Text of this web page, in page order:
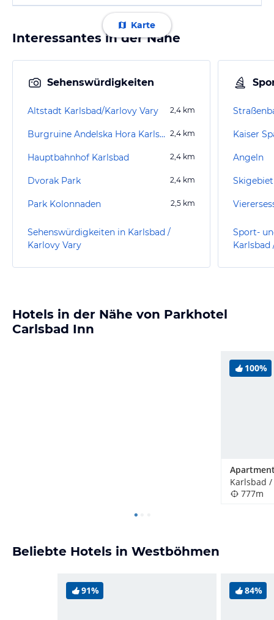
Karte
Interessantes in der Nähe
Sehenswürdigkeiten
Altstadt Karlsbad/Karlovy Vary 2,4 km
Burgruine Andelska Hora Karlsbad/Karlovy Vary 2,4 km
Hauptbahnhof Karlsbad 2,4 km
Dvorak Park 2,4 km
Park Kolonnaden 2,5 km
Sehenswürdigkeiten in Karlsbad /
Karlovy Vary
Kaiser
Angeln
Sport-
Karlsbad
Hotels in der Nähe von Parkhotel
Carlsbad Inn
100%
777m
Beliebte Hotels in Westböhmen
91% 84%